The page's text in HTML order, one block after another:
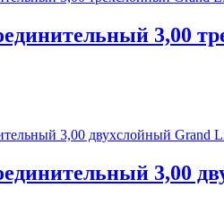
3,00
3,00